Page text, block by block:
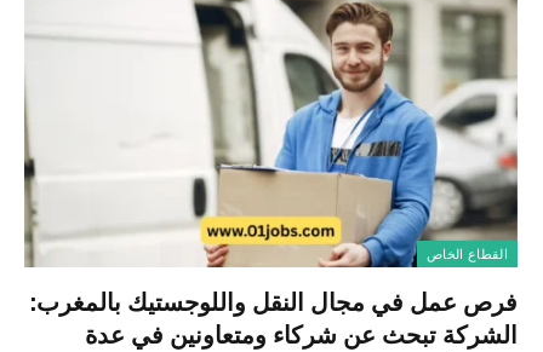
القطاع الخاص
فرص عمل في مجال النقل واللوجستيك بالمغرب:
الشركة تبحث عن شركاء ومتعاونين في عدة